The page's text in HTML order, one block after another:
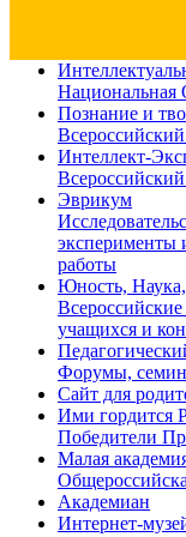
Национальная
Познание и
Интеллект-
Эврикум
эксперименты
работы
Юность, Наука,
учащихся и
Форумы,
Сайт для
Ими гордится
Победители
Малая
Академиан
Интернет-